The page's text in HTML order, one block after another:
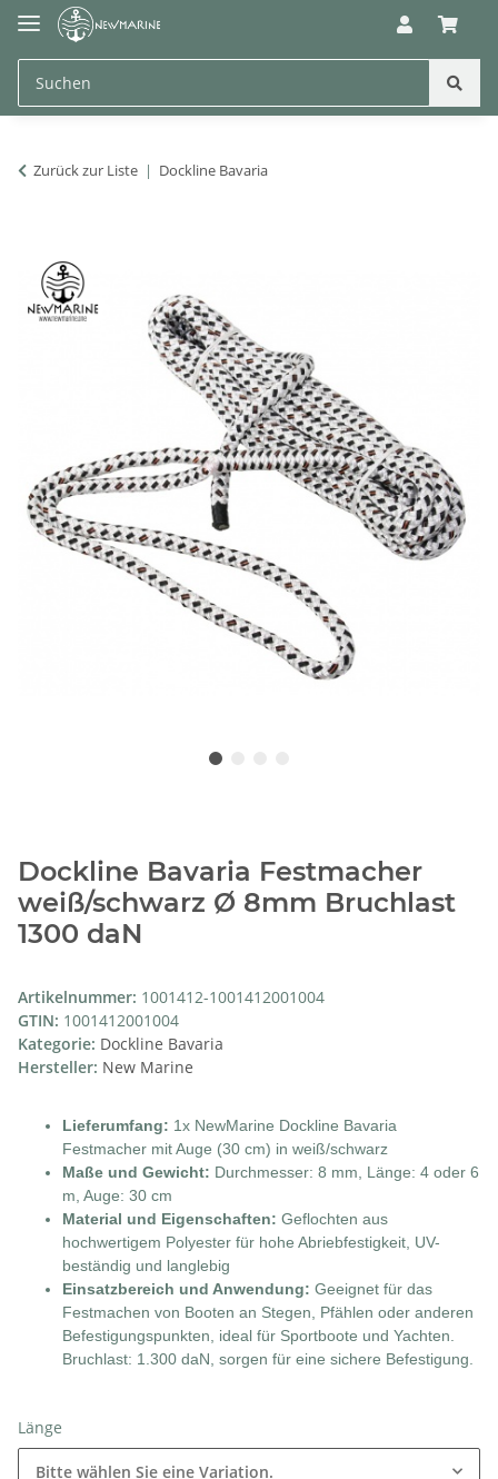
Zurück zur Liste Dockline Bavaria
Dockline Bavaria Festmacher
weiß/schwarz Ø 8mm Bruchlast
1300 daN
Artikelnummer: 1001412-1001412001004
GTIN: 1001412001004
Kategorie: Dockline Bavaria
Hersteller: New Marine
Lieferumfang: 1x NewMarine Dockline Bavaria
Festmacher mit Auge (30 cm) in weiß/schwarz
Maße und Gewicht: Durchmesser: 8 mm, Länge: 4 oder 6
m, Auge: 30 cm
Material und Eigenschaften: Geflochten aus
hochwertigem Polyester für hohe Abriebfestigkeit, UV-
beständig und langlebig
Einsatzbereich und Anwendung: Geeignet für das
Festmachen von Booten an Stegen, Pfählen oder anderen
Befestigungspunkten, ideal für Sportboote und Yachten.
Bruchlast: 1.300 daN, sorgen für eine sichere Befestigung.
Länge
Bitte wählen Sie eine Variation.